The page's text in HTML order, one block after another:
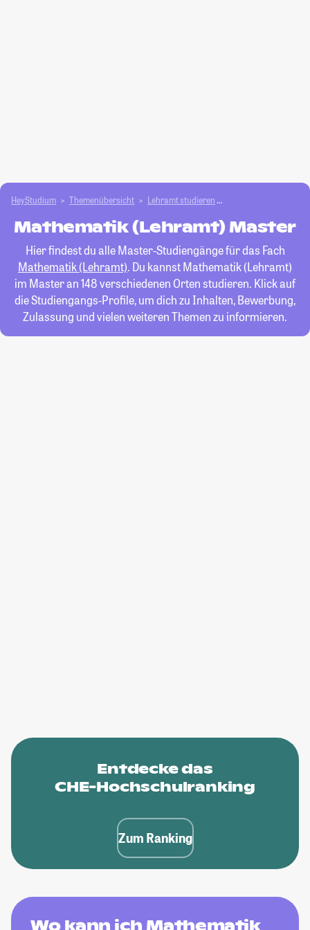
HeyStudium Themenübersicht Lehramt studieren
Mathematik (Lehramt) Master
Hier findest du alle Master-Studiengänge für das Fach
Mathematik (Lehramt). Du kannst Mathematik (Lehramt)
im Master an 148 verschiedenen Orten studieren. Klick auf
die Studiengangs-Profile, um dich zu Inhalten, Bewerbung,
Zulassung und vielen weiteren Themen zu informieren.
Entdecke das
CHE-Hochschulranking
Zum Ranking
Wo kann ich Mathematik